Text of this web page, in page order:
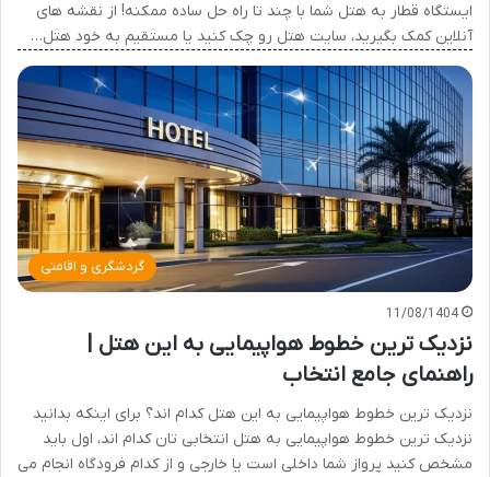
ایستگاه قطار به هتل شما با چند تا راه حل ساده ممکنه! از نقشه های
آنلاین کمک بگیرید، سایت هتل رو چک کنید یا مستقیم به خود هتل…
گردشگری و اقامتی
11/08/1404
نزدیک ترین خطوط هواپیمایی به این هتل |
راهنمای جامع انتخاب
نزدیک ترین خطوط هواپیمایی به این هتل کدام اند؟ برای اینکه بدانید
نزدیک ترین خطوط هواپیمایی به هتل انتخابی تان کدام اند، اول باید
مشخص کنید پرواز شما داخلی است یا خارجی و از کدام فرودگاه انجام می